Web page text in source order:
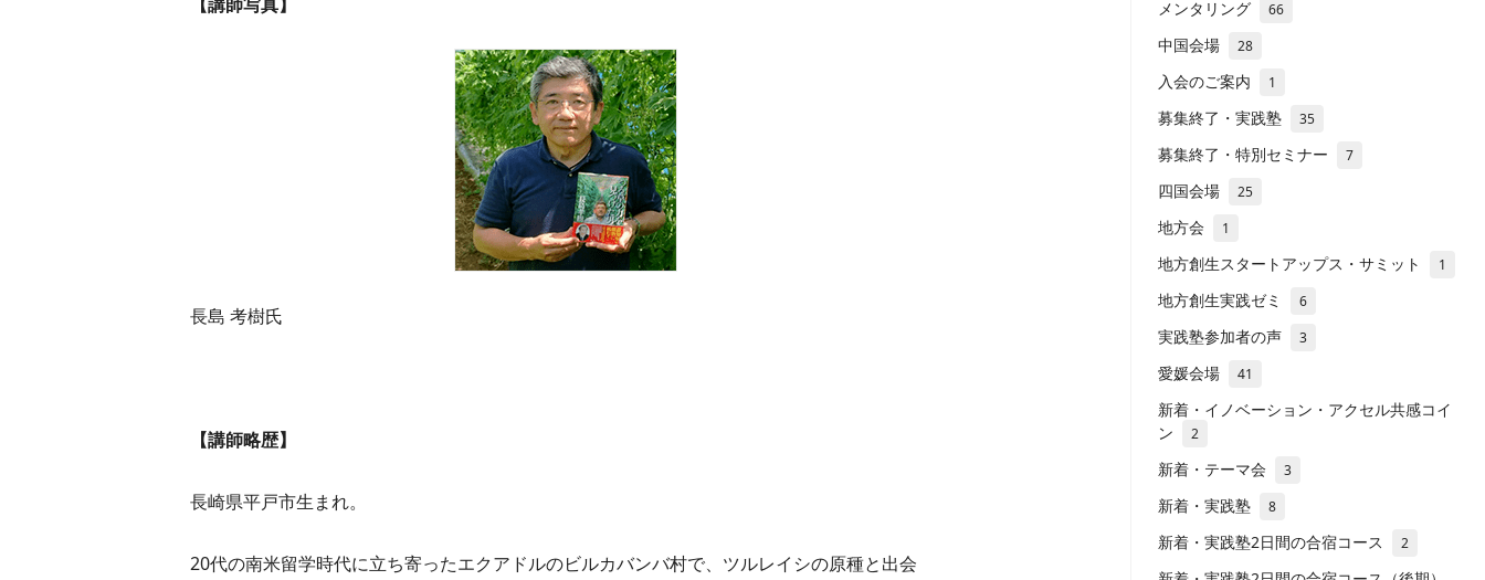
長島 考樹氏
【講師略歴】
長崎県平戸市生まれ。
20代の南米留学時代に立ち寄ったエクアドルのビルカバンバ村で、ツルレイシの原種と出会
メンタリング 66
中国会場 28
入会のご案内 1
募集終了・実践塾 35
募集終了・特別セミナー 7
四国会場 25
地方会 1
地方創生スタートアップス・サミット 1
地方創生実践ゼミ 6
実践塾参加者の声 3
愛媛会場 41
新着・イノベーション・アクセル共感コイ
ン
2
新着・テーマ会 3
新着・実践塾 8
新着・実践塾2日間の合宿コース 2